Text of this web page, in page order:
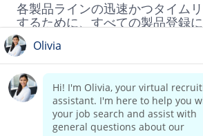
各製品ラインの迅速かつタイム
するために、すべての製品登録
て、登録準備および関連書類の管
規制当局の担当者と連携し、保
を迅速に進めるとともに、製品
に対応します。
また、経営陣に対して、製品登録
府機関からの新たな規制に関す
行います。
Read more